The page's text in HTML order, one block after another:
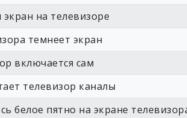
экран на телевизоре
темнеет экран
включается сам
телевизор каналы
белое пятно на экране